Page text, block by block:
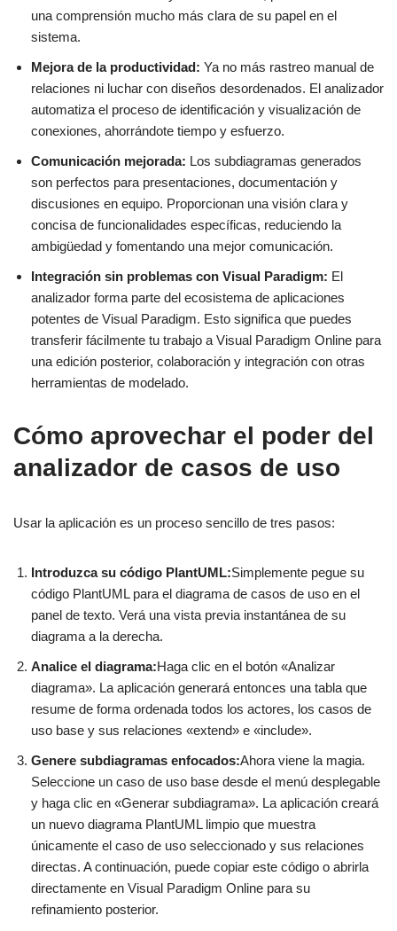
una comprensión mucho más clara de su papel en el
sistema.
Mejora de la productividad: Ya no más rastreo manual de
relaciones ni luchar con diseños desordenados. El analizador
automatiza el proceso de identificación y visualización de
conexiones, ahorrándote tiempo y esfuerzo.
Comunicación mejorada: Los subdiagramas generados
son perfectos para presentaciones, documentación y
discusiones en equipo. Proporcionan una visión clara y
concisa de funcionalidades específicas, reduciendo la
ambigüedad y fomentando una mejor comunicación.
Integración sin problemas con Visual Paradigm: El
analizador forma parte del ecosistema de aplicaciones
potentes de Visual Paradigm. Esto significa que puedes
transferir fácilmente tu trabajo a Visual Paradigm Online para
una edición posterior, colaboración y integración con otras
herramientas de modelado.
Cómo aprovechar el poder del
analizador de casos de uso
Usar la aplicación es un proceso sencillo de tres pasos:
Introduzca su código PlantUML:Simplemente pegue su
código PlantUML para el diagrama de casos de uso en el
panel de texto. Verá una vista previa instantánea de su
diagrama a la derecha.
Analice el diagrama:Haga clic en el botón «Analizar
diagrama». La aplicación generará entonces una tabla que
resume de forma ordenada todos los actores, los casos de
uso base y sus relaciones «extend» e «include».
Genere subdiagramas enfocados:Ahora viene la magia.
Seleccione un caso de uso base desde el menú desplegable
y haga clic en «Generar subdiagrama». La aplicación creará
un nuevo diagrama PlantUML limpio que muestra
únicamente el caso de uso seleccionado y sus relaciones
directas. A continuación, puede copiar este código o abrirla
directamente en Visual Paradigm Online para su
refinamiento posterior.